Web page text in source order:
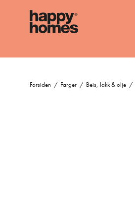
Forsiden / Farger / Beis, lakk & olje /